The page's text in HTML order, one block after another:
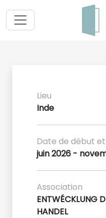
Lieu
Inde
Date de début
juin 2026 -
Association
ENTWÉCKLUNG
HANDEL